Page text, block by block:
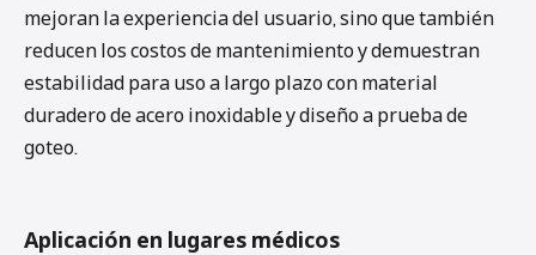
mejoran la experiencia del usuario, sino que también
reducen los costos de mantenimiento y demuestran
estabilidad para uso a largo plazo con material
duradero de acero inoxidable y diseño a prueba de
goteo.
Aplicación en lugares médicos